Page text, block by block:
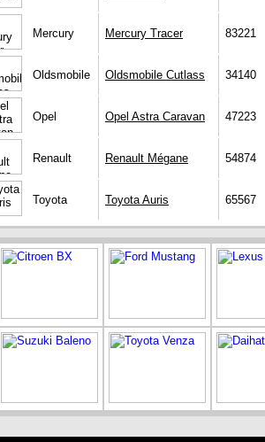
Mercury Mercury Tracer 83221
Oldsmobile Oldsmobile Cutlass 34140
Opel Opel Astra Caravan 47223
Renault Renault Mégane 54874
Toyota Toyota Auris 65567